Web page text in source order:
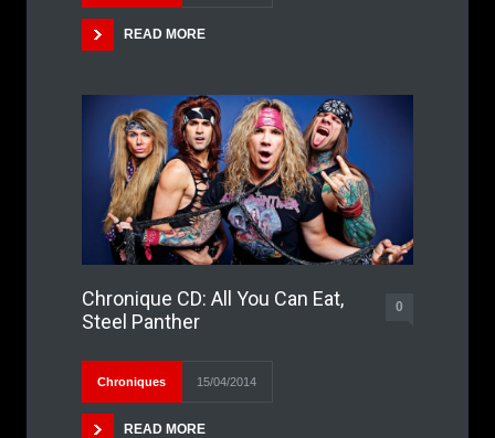
READ MORE
Chronique CD: All You Can Eat,
Steel Panther
0
Chroniques 15/04/2014
READ MORE